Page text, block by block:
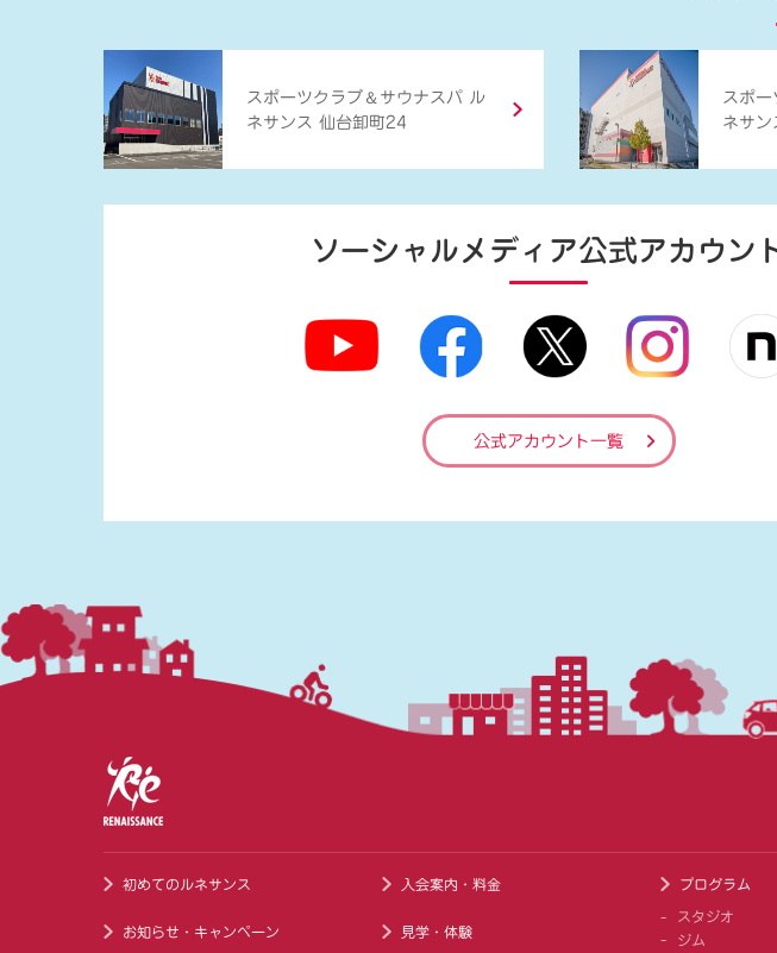
スポーツクラブ ＆ サウナスパ ル
ネサンス 仙台卸町24
スポー
ネサ
ソーシャルメディア公式アカウン
公式アカウント一覧
初めてのルネサンス
お知らせ・キャンペーン
入会案内・料金
見学・体験
プログラム
スタジオ
ジム